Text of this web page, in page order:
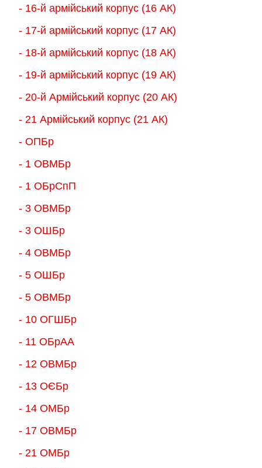
- 16-й армійський корпус (16 АК)
- 17-й армійський корпус (17 АК)
- 18-й армійський корпус (18 AК)
- 19-й армійський корпус (19 АК)
- 20-й Армійський корпус (20 АК)
- 21 Армійський корпус (21 АК)
- ОПБр
- 1 ОВМБр
- 1 ОБрСпП
- 3 ОВМБр
- 3 ОШБр
- 4 ОВМБр
- 5 ОШБр
- 5 ОВМБр
- 10 ОГШБр
- 11 ОБрАА
- 12 ОВМБр
- 13 ОЄБр
- 14 ОМБр
- 17 ОВМБр
- 21 ОМБр